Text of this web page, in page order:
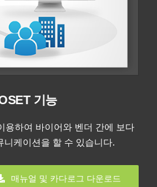
기능
용하여 바이어와 벤더 간에 보다
니케이션을 할 수 있습니다.
매뉴얼 및 카다로그 다운로드